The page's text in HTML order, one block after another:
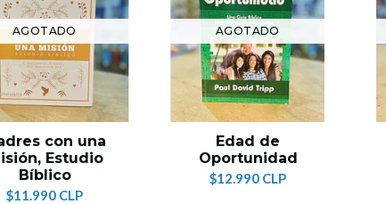
AGOTADO
con una
Estudio
Bíblico
$11.990 CLP
AGOTADO
Edad de
Oportunidad
$12.990 CLP